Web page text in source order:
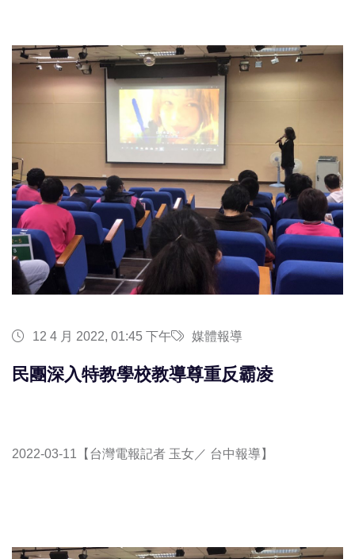
12 4 月 2022, 01:45 下午 媒體報導
民團深入特教學校教導尊重反霸凌
2022-03-11【台灣電報記者 玉女／ 台中報導】